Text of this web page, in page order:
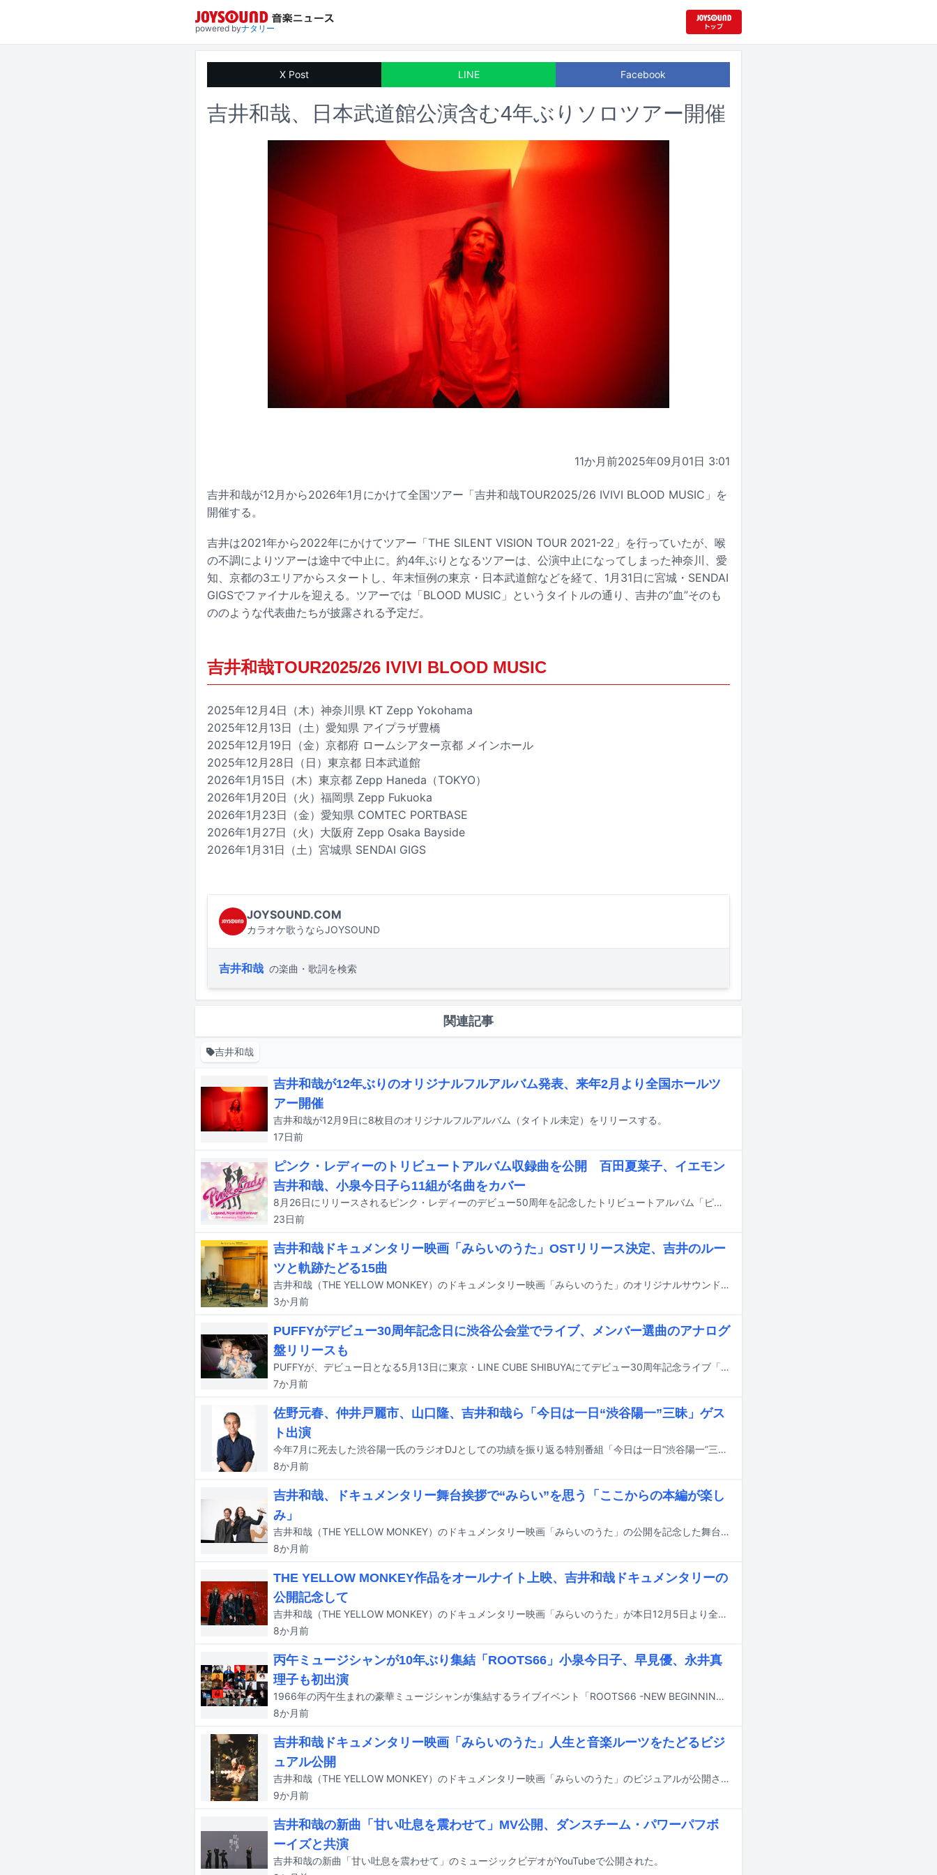
powered byナタリー
X Post LINE Facebook
吉井和哉、日本武道館公演含む4年ぶりソロツアー開催
11か月前2025年09月01日 3:01
吉井和哉が12月から2026年1月にかけて全国ツアー「吉井和哉TOUR2025/26 IVIVI BLOOD MUSIC」を
開催する。
吉井は2021年から2022年にかけてツアー「THE SILENT VISION TOUR 2021-22」を行っていたが、喉
の不調によりツアーは途中で中止に。約4年ぶりとなるツアーは、公演中止になってしまった神奈川、愛
知、京都の3エリアからスタートし、年末恒例の東京・日本武道館などを経て、1月31日に宮城・SENDAI
GIGSでファイナルを迎える。ツアーでは「BLOOD MUSIC」というタイトルの通り、吉井の“血”そのも
ののような代表曲たちが披露される予定だ。
吉井和哉TOUR2025/26 IVIVI BLOOD MUSIC
2025年12月4日（木）神奈川県 KT Zepp Yokohama
2025年12月13日（土）愛知県 アイプラザ豊橋
2025年12月19日（金）京都府 ロームシアター京都 メインホール
2025年12月28日（日）東京都 日本武道館
2026年1月15日（木）東京都 Zepp Haneda（TOKYO）
2026年1月20日（火）福岡県 Zepp Fukuoka
2026年1月23日（金）愛知県 COMTEC PORTBASE
2026年1月27日（火）大阪府 Zepp Osaka Bayside
2026年1月31日（土）宮城県 SENDAI GIGS
JOYSOUND.COM
カラオケ歌うならJOYSOUND
吉井和哉 の楽曲・歌詞を検索
関連記事
吉井和哉
吉井和哉が12年ぶりのオリジナルフルアルバム発表、来年2月より全国ホールツ
アー開催
吉井和哉が12月9日に8枚目のオリジナルフルアルバム（タイトル未定）をリリースする。
17日前
ピンク・レディーのトリビュートアルバム収録曲を公開 百田夏菜子、イエモン
吉井和哉、小泉今日子ら11組が名曲をカバー
8月26日にリリースされるピンク・レディーのデビュー50周年を記念したトリビュートアルバム「ピンク・レディー伝説 Now and Forever -50th Anniversary Tribute Album-」の収録曲が明らかになった。
23日前
吉井和哉ドキュメンタリー映画「みらいのうた」OSTリリース決定、吉井のルー
ツと軌跡たどる15曲
吉井和哉（THE YELLOW MONKEY）のドキュメンタリー映画「みらいのうた」のオリジナルサウンドトラックが、7月22日にCDおよび配信でリリースされる。
3か月前
PUFFYがデビュー30周年記念日に渋谷公会堂でライブ、メンバー選曲のアナログ
盤リリースも
PUFFYが、デビュー日となる5月13日に東京・LINE CUBE SHIBUYAにてデビュー30周年記念ライブ「One Night "Birthday" Carnival」を開催する。
7か月前
佐野元春、仲井戸麗市、山口隆、吉井和哉ら「今日は一日“渋谷陽一”三昧」ゲス
ト出演
今年7月に死去した渋谷陽一氏のラジオDJとしての功績を振り返る特別番組「今日は一日“渋谷陽一”三昧」が、12月13日にNHK-FMでオンエア。この番組のゲスト出演者が発表された。
8か月前
吉井和哉、ドキュメンタリー舞台挨拶で“みらい”を思う「ここからの本編が楽し
み」
吉井和哉（THE YELLOW MONKEY）のドキュメンタリー映画「みらいのうた」の公開を記念した舞台挨拶が本日12月6日に東京・新宿バルト9で行われ、吉井とエリザベス宮地監督が登壇した。
8か月前
THE YELLOW MONKEY作品をオールナイト上映、吉井和哉ドキュメンタリーの
公開記念して
吉井和哉（THE YELLOW MONKEY）のドキュメンタリー映画「みらいのうた」が本日12月5日より全国公開されている。これを記念した特集上映が12月12日と28日に東京・新宿バルト9で行われることが決定した。
8か月前
丙午ミュージシャンが10年ぶり集結「ROOTS66」小泉今日子、早見優、永井真
理子も初出演
1966年の丙午生まれの豪華ミュージシャンが集結するライブイベント「ROOTS66 -NEW BEGINNING 60- supported by tabiwa」が3月20日に東京・東京ガーデンシアター、3月22日に大阪・大阪城ホールで開催される。
8か月前
吉井和哉ドキュメンタリー映画「みらいのうた」人生と音楽ルーツをたどるビジ
ュアル公開
吉井和哉（THE YELLOW MONKEY）のドキュメンタリー映画「みらいのうた」のビジュアルが公開された。
9か月前
吉井和哉の新曲「甘い吐息を震わせて」MV公開、ダンスチーム・パワーパフボ
ーイズと共演
吉井和哉の新曲「甘い吐息を震わせて」のミュージックビデオがYouTubeで公開された。